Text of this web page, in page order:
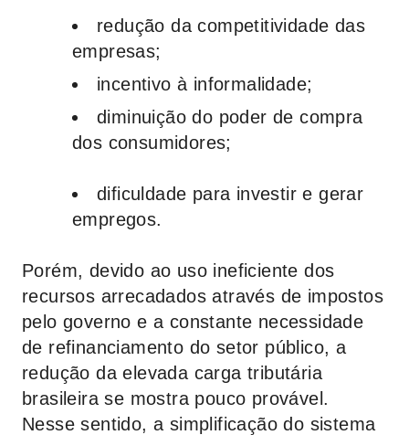
redução da competitividade das
empresas;
incentivo à informalidade;
diminuição do poder de compra
dos consumidores;
dificuldade para investir e gerar
empregos.
Porém, devido ao uso ineficiente dos
recursos arrecadados através de impostos
pelo governo e a constante necessidade
de refinanciamento do setor público, a
redução da elevada carga tributária
brasileira se mostra pouco provável.
Nesse sentido, a simplificação do sistema